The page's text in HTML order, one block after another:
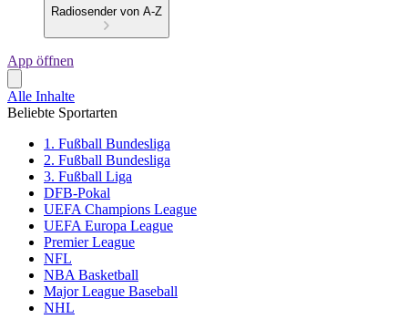
Radiosender von A-Z
App öffnen
Alle Inhalte
Beliebte Sportarten
1. Fußball Bundesliga
2. Fußball Bundesliga
3. Fußball Liga
DFB-Pokal
UEFA Champions League
UEFA Europa League
Premier League
NFL
NBA Basketball
Major League Baseball
NHL